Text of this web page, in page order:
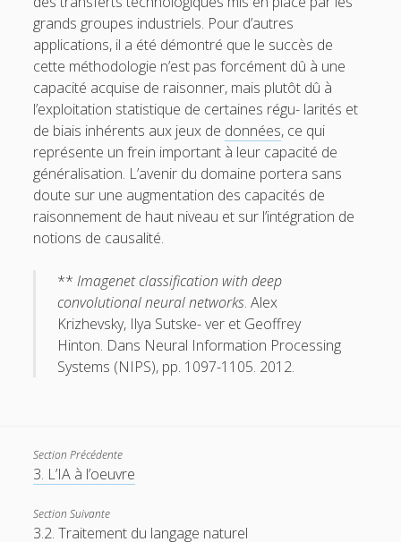
grands groupes industriels. Pour d’autres
applications, il a été démontré que le succès de
cette méthodologie n’est pas forcément dû à une
capacité acquise de raisonner, mais plutôt dû à
l’exploitation statistique de certaines régu- larités et
de biais inhérents aux jeux de données, ce qui
représente un frein important à leur capacité de
généralisation. L’avenir du domaine portera sans
doute sur une augmentation des capacités de
raisonnement de haut niveau et sur l’intégration de
notions de causalité.
**Imagenet classification with deep
convolutional neural networks. Alex
Krizhevsky, Ilya Sutske- ver et Geoffrey
Hinton. Dans Neural Information Processing
Systems (NIPS), pp. 1097-1105. 2012.
Section Précédente
3. L’IA à l’oeuvre
Section Suivante
3.2. Traitement du langage naturel